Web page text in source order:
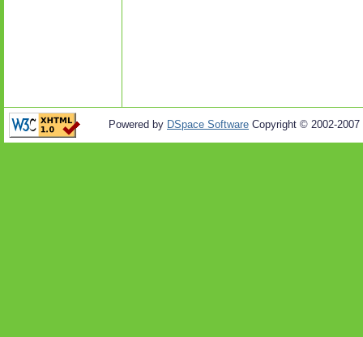
Powered by DSpace Software Copyright © 2002-2007